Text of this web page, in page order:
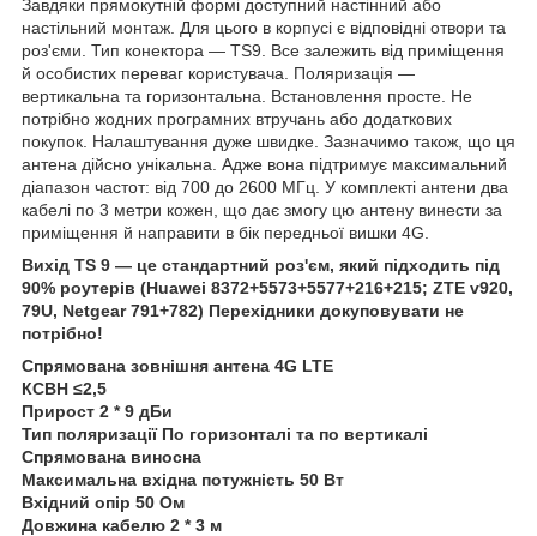
Завдяки прямокутній формі доступний настінний або
настільний монтаж. Для цього в корпусі є відповідні отвори та
роз'єми. Тип конектора — TS9. Все залежить від приміщення
й особистих переваг користувача. Поляризація —
вертикальна та горизонтальна. Встановлення просте. Не
потрібно жодних програмних втручань або додаткових
покупок. Налаштування дуже швидке. Зазначимо також, що ця
антена дійсно унікальна. Адже вона підтримує максимальний
діапазон частот: від 700 до 2600 МГц. У комплекті антени два
кабелі по 3 метри кожен, що дає змогу цю антену винести за
приміщення й направити в бік передньої вишки 4G.
Вихід TS 9 — це стандартний роз'єм, який підходить під
90% роутерів (Huawei 8372+5573+5577+216+215; ZTE v920,
79U, Netgear 791+782) Перехідники докуповувати не
потрібно!
Спрямована зовнішня антена 4G LTE
КСВН ≤2,5
Прирост 2 * 9 дБи
Тип поляризації По горизонталі та по вертикалі
Спрямована виносна
Максимальна вхідна потужність 50 Вт
Вхідний опір 50 Ом
Довжина кабелю 2 * 3 м